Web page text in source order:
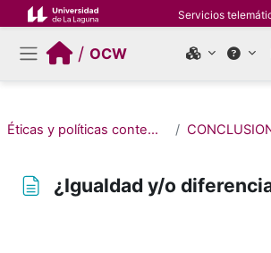
Salta al contenido principal Servicios
Panel lateral
/OCW
Éticas y políticas contemporáneas: la perspectiva feminista en sus textos
¿Igualdad y/o